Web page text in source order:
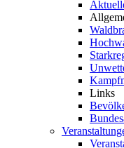
Links